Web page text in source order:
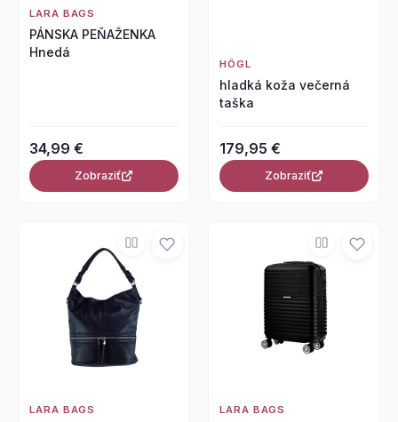
LARA BAGS
PÁNSKA PEŇAŽENKA
Hnedá
34,99 €
Zobraziť
HÖGL
hladká koža večerná
taška
179,95 €
Zobraziť
LARA BAGS LARA BAGS